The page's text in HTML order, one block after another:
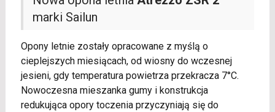
marki Sailun
Opony letnie zostały opracowane z myślą o
cieplejszych miesiącach, od wiosny do wczesnej
jesieni, gdy temperatura powietrza przekracza 7°C.
Nowoczesna mieszanka gumy i konstrukcja
redukująca opory toczenia przyczyniają się do